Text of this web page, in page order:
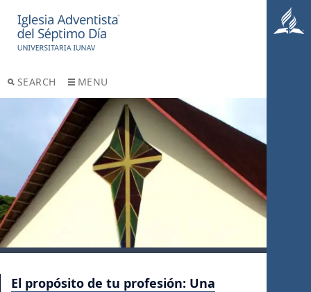
SEARCH MENU
El propósito de tu profesión: Una